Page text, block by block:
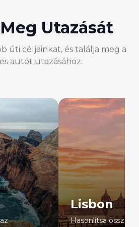
Utazását
úti céljainkat, és találja meg a
autót utazásához.
Lisbon
Hasonlítsa össze az